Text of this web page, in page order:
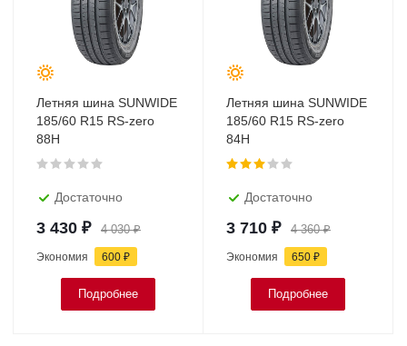
Летняя шина SUNWIDE
185/60 R15 RS-zero
88H
Достаточно
3 430 ₽ 4 030₽
Экономия 600 ₽
Подробнее
Летняя шина SUNWIDE
185/60 R15 RS-zero
84H
Достаточно
3 710 ₽ 4 360₽
Экономия 650 ₽
Подробнее